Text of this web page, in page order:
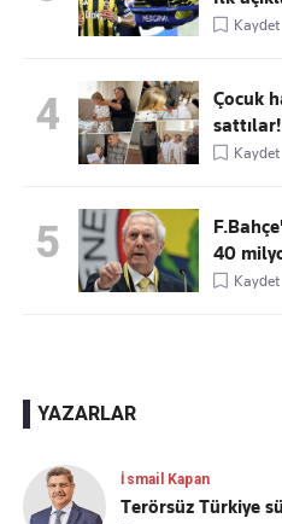
Kaydet
4
Çocuk
Kaydet
5
40
Kaydet
YAZARLAR
İsmail Kapan
Terörsüz Türkiye